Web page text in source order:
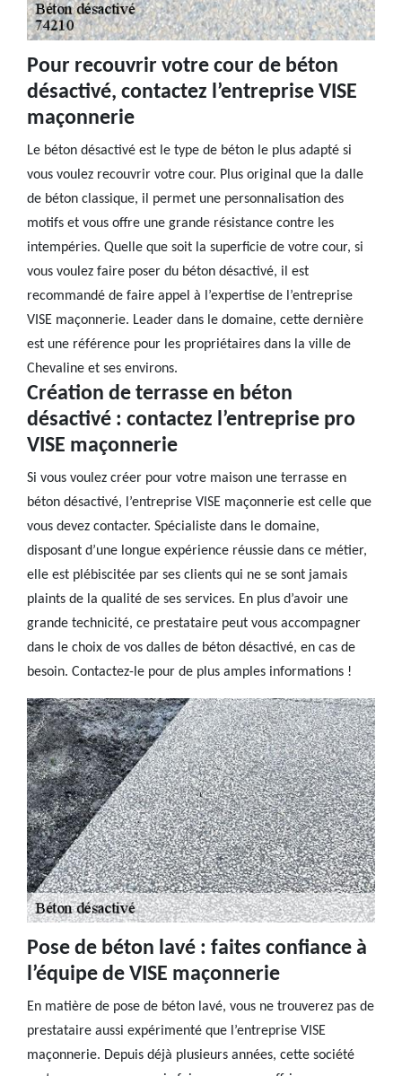
Pour recouvrir votre cour de béton
désactivé, contactez l’entreprise VISE
maçonnerie
Le béton désactivé est le type de béton le plus adapté si
vous voulez recouvrir votre cour. Plus original que la dalle
de béton classique, il permet une personnalisation des
motifs et vous offre une grande résistance contre les
intempéries. Quelle que soit la superficie de votre cour, si
vous voulez faire poser du béton désactivé, il est
recommandé de faire appel à l’expertise de l’entreprise
VISE maçonnerie. Leader dans le domaine, cette dernière
est une référence pour les propriétaires dans la ville de
Chevaline et ses environs.
Création de terrasse en béton
désactivé : contactez l’entreprise pro
VISE maçonnerie
Si vous voulez créer pour votre maison une terrasse en
béton désactivé, l’entreprise VISE maçonnerie est celle que
vous devez contacter. Spécialiste dans le domaine,
disposant d’une longue expérience réussie dans ce métier,
elle est plébiscitée par ses clients qui ne se sont jamais
plaints de la qualité de ses services. En plus d’avoir une
grande technicité, ce prestataire peut vous accompagner
dans le choix de vos dalles de béton désactivé, en cas de
besoin. Contactez-le pour de plus amples informations !
Pose de béton lavé : faites confiance à
l’équipe de VISE maçonnerie
En matière de pose de béton lavé, vous ne trouverez pas de
prestataire aussi expérimenté que l’entreprise VISE
maçonnerie. Depuis déjà plusieurs années, cette société